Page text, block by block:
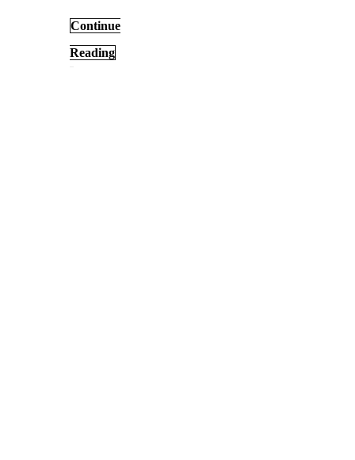
Continue
Reading